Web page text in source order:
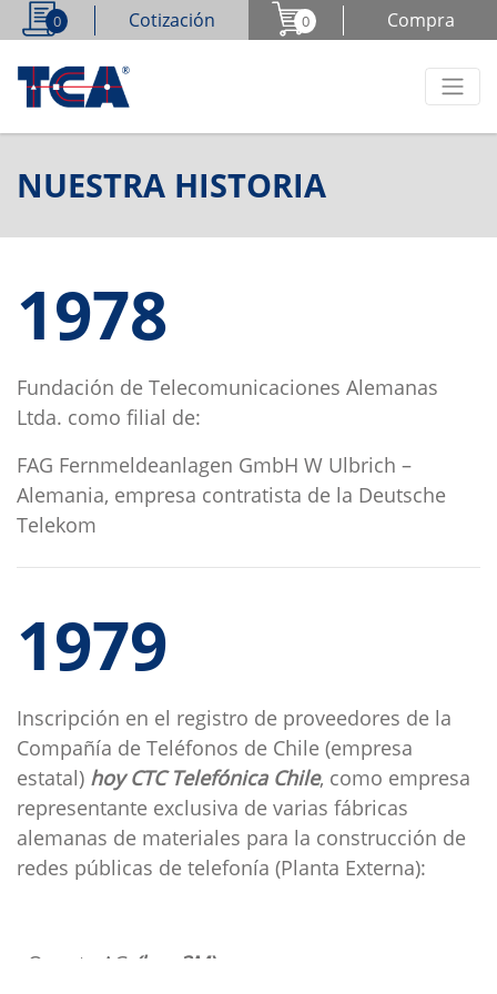
0 Compra
0 Cotización
NUESTRA HISTORIA
1978
Fundación de Telecomunicaciones Alemanas
Ltda. como filial de:
FAG Fernmeldeanlagen GmbH W Ulbrich –
Alemania, empresa contratista de la Deutsche
Telekom
1979
Inscripción en el registro de proveedores de la
Compañía de Teléfonos de Chile (empresa
estatal) hoy CTC Telefónica Chile, como empresa
representante exclusiva de varias fábricas
alemanas de materiales para la construcción de
redes públicas de telefonía (Planta Externa):
· Quante AG (hoy 3M)